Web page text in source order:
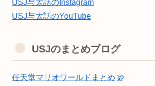
USJ与太話のInstagram
USJ与太話のYouTube
USJのまとめブログ
任天堂マリオワールドまとめ